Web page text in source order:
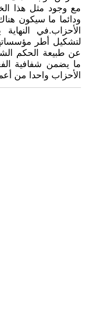
مع وجود مثل هذا
ودائما ما سيكون
الأحزاب.في
لتشكيل أطر مؤسساتها
عن طبيعة الحكم
ما يضمن شفافية
الأحزاب واحدا من